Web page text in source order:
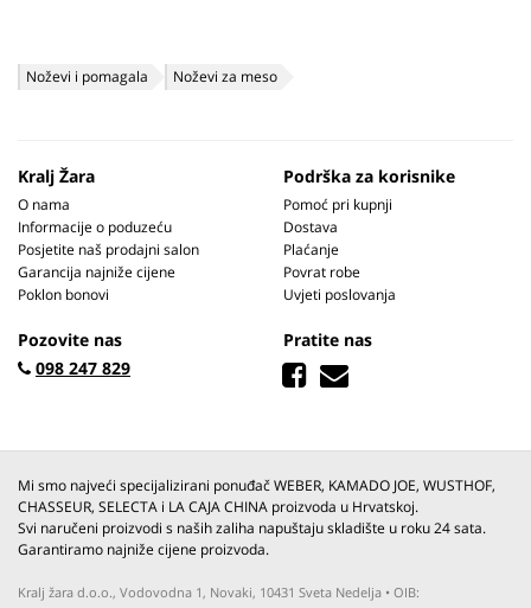
Noževi i pomagala Noževi za meso
Kralj Žara
O nama
Informacije o poduzeću
Posjetite naš prodajni salon
Garancija najniže cijene
Poklon bonovi
Podrška za korisnike
Pomoć pri kupnji
Dostava
Plaćanje
Povrat robe
Uvjeti poslovanja
Pozovite nas
098 247 829
Pratite nas
Mi smo najveći specijalizirani ponuđač WEBER, KAMADO JOE, WUSTHOF,
CHASSEUR, SELECTA i LA CAJA CHINA proizvoda u Hrvatskoj.
Svi naručeni proizvodi s naših zaliha napuštaju skladište u roku 24 sata.
Garantiramo najniže cijene proizvoda.
Kralj žara d.o.o., Vodovodna 1, Novaki, 10431 Sveta Nedelja • OIB: